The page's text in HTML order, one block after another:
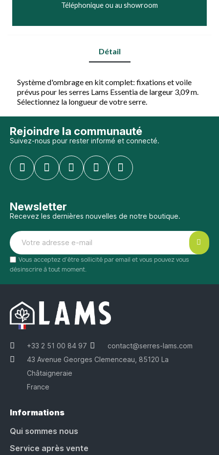
Téléphonique ou au showroom
Détail
Système d'ombrage en kit complet: fixations et voile
prévus pour les serres Lams Essentia de largeur 3,09 m.
Sélectionnez la longueur de votre serre.
Rejoindre la communauté
Suivez-nous pour rester informé et connecté.
Newsletter
Recevez les dernières nouvelles de notre boutique.
Vous acceptez d'être sollicité par email et vous pouvez vous
désinscrire à tout moment.
+33 2 51 00 84 97
contact@serres-lams.com
43 Avenue Georges Clemenceau, 85120 La
Châtaigneraie
France
Informations
Qui sommes nous
Service après vente